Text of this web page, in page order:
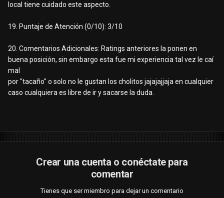
local tiene cuidado este aspecto.
19. Puntaje de Atención (0/10): 3/10
20. Comentarios Adicionales: Ratings anteriores la ponen en
buena posición, sin embargo esta fue mi experiencia tal vez le caí
mal
por "tacaño" o solo no le gustan los cholitos jajajajjaja en cualquier
caso cualquiera es libre de ir y sacarse la duda.
Crear una cuenta o conéctate para
comentar
Tienes que ser miembro para dejar un comentario